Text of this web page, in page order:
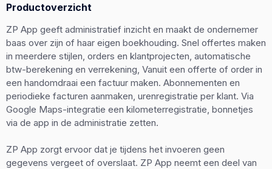
Productoverzicht
ZP App geeft administratief inzicht en maakt de ondernemer
baas over zijn of haar eigen boekhouding. Snel offertes maken
in meerdere stijlen, orders en klantprojecten, automatische
btw-berekening en verrekening, Vanuit een offerte of order in
een handomdraai een factuur maken. Abonnementen en
periodieke facturen aanmaken, urenregistratie per klant. Via
Google Maps-integratie een kilometerregistratie, bonnetjes
via de app in de administratie zetten.
ZP App zorgt ervoor dat je tijdens het invoeren geen
gegevens vergeet of overslaat. ZP App neemt een deel van